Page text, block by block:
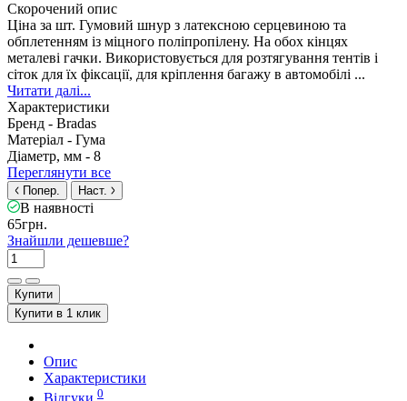
Скорочений опис
Ціна за шт. Гумовий шнур з латексною серцевиною та
обплетенням із міцного поліпропілену. На обох кінцях
металеві гачки. Використовується для розтягування тентів і
сіток для їх фіксації, для кріплення багажу в автомобілі ...
Читати далі...
Характеристики
Бренд - Bradas
Матеріал - Гума
Діаметр, мм - 8
Переглянути все
Попер. Наст.
В наявності
65грн.
Знайшли дешевше?
Купити
Купити в 1 клик
Опис
Характеристики
0